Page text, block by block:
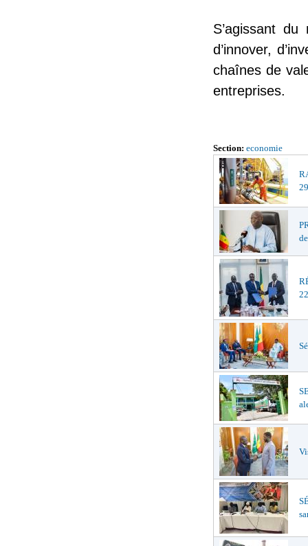
S’agissant
d’innover,
chaînes de
entreprises.
Section: economie